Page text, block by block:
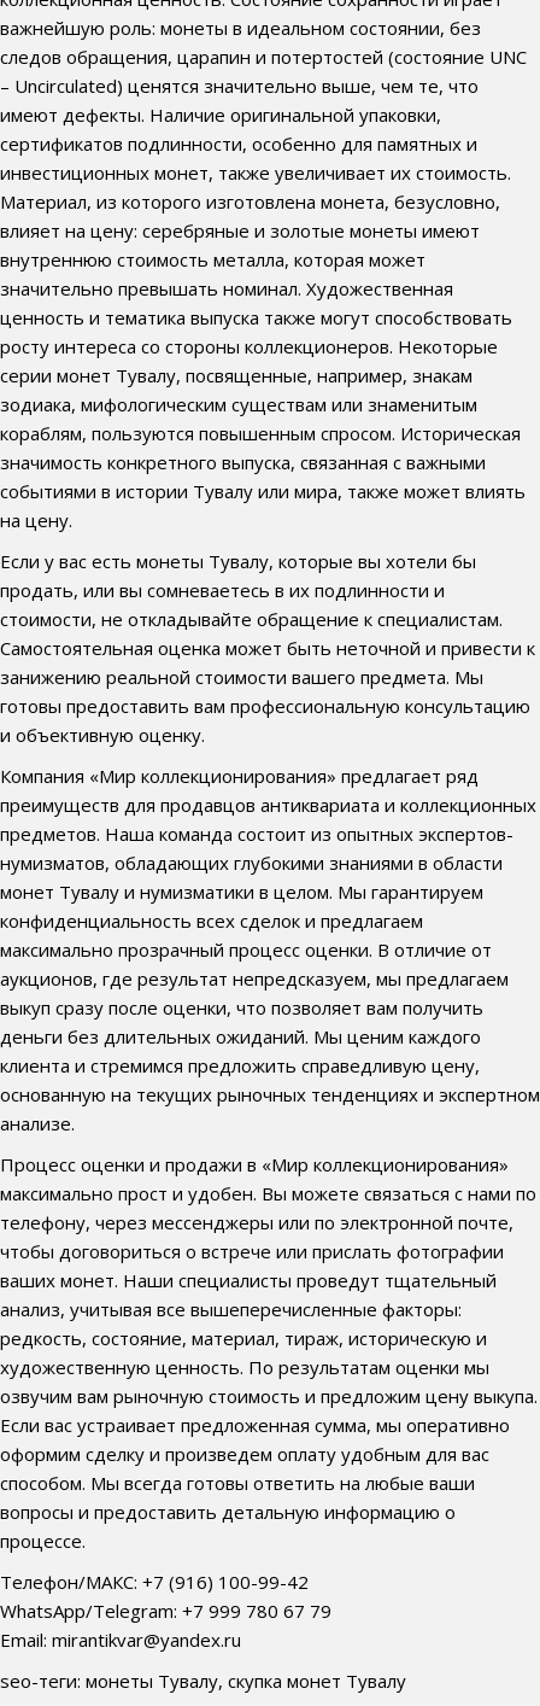
важнейшую роль: монеты в идеальном состоянии, без
следов обращения, царапин и потертостей (состояние UNC
– Uncirculated) ценятся значительно выше, чем те, что
имеют дефекты. Наличие оригинальной упаковки,
сертификатов подлинности, особенно для памятных и
инвестиционных монет, также увеличивает их стоимость.
Материал, из которого изготовлена монета, безусловно,
влияет на цену: серебряные и золотые монеты имеют
внутреннюю стоимость металла, которая может
значительно превышать номинал. Художественная
ценность и тематика выпуска также могут способствовать
росту интереса со стороны коллекционеров. Некоторые
серии монет Тувалу, посвященные, например, знакам
зодиака, мифологическим существам или знаменитым
кораблям, пользуются повышенным спросом. Историческая
значимость конкретного выпуска, связанная с важными
событиями в истории Тувалу или мира, также может влиять
на цену.
Если у вас есть монеты Тувалу, которые вы хотели бы
продать, или вы сомневаетесь в их подлинности и
стоимости, не откладывайте обращение к специалистам.
Самостоятельная оценка может быть неточной и привести к
занижению реальной стоимости вашего предмета. Мы
готовы предоставить вам профессиональную консультацию
и объективную оценку.
Компания «Мир коллекционирования» предлагает ряд
преимуществ для продавцов антиквариата и коллекционных
предметов. Наша команда состоит из опытных экспертов-
нумизматов, обладающих глубокими знаниями в области
монет Тувалу и нумизматики в целом. Мы гарантируем
конфиденциальность всех сделок и предлагаем
максимально прозрачный процесс оценки. В отличие от
аукционов, где результат непредсказуем, мы предлагаем
выкуп сразу после оценки, что позволяет вам получить
деньги без длительных ожиданий. Мы ценим каждого
клиента и стремимся предложить справедливую цену,
основанную на текущих рыночных тенденциях и экспертном
анализе.
Процесс оценки и продажи в «Мир коллекционирования»
максимально прост и удобен. Вы можете связаться с нами по
телефону, через мессенджеры или по электронной почте,
чтобы договориться о встрече или прислать фотографии
ваших монет. Наши специалисты проведут тщательный
анализ, учитывая все вышеперечисленные факторы:
редкость, состояние, материал, тираж, историческую и
художественную ценность. По результатам оценки мы
озвучим вам рыночную стоимость и предложим цену выкупа.
Если вас устраивает предложенная сумма, мы оперативно
оформим сделку и произведем оплату удобным для вас
способом. Мы всегда готовы ответить на любые ваши
вопросы и предоставить детальную информацию о
процессе.
Телефон/МАКС: +7 (916) 100-99-42
WhatsApp/Telegram: +7 999 780 67 79
Email: mirantikvar@yandex.ru
seo-теги: монеты Тувалу, скупка монет Тувалу